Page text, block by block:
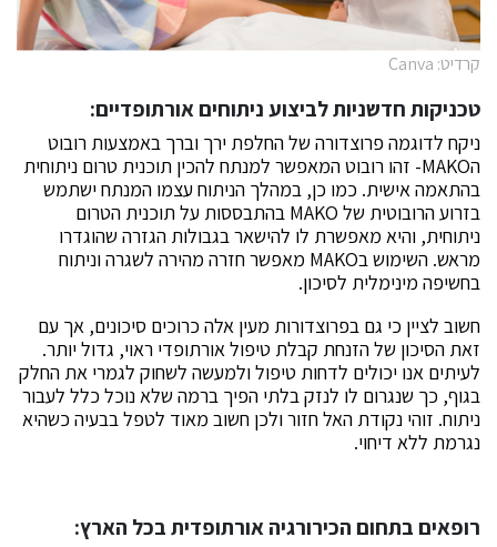
קרדיט: Canva
טכניקות חדשניות לביצוע ניתוחים אורתופדיים:
ניקח לדוגמה פרוצדורה של החלפת ירך וברך באמצעות רובוט
הMAKO- זהו רובוט המאפשר למנתח להכין תוכנית טרום ניתוחית
בהתאמה אישית. כמו כן, במהלך הניתוח עצמו המנתח ישתמש
בזרוע הרובוטית של MAKO בהתבססות על תוכנית הטרום
ניתוחית, והיא מאפשרת לו להישאר בגבולות הגזרה שהוגדרו
מראש. השימוש בMAKO מאפשר חזרה מהירה לשגרה וניתוח
בחשיפה מינימלית לסיכון.
חשוב לציין כי גם בפרוצדורות מעין אלה כרוכים סיכונים, אך עם
זאת הסיכון של הזנחת קבלת טיפול אורתופדי ראוי, גדול יותר.
לעיתים אנו יכולים לדחות טיפול ולמעשה לשחוק לגמרי את החלק
בגוף, כך שנגרום לו לנזק בלתי הפיך ברמה שלא נוכל כלל לעבור
ניתוח. זוהי נקודת האל חזור ולכן חשוב מאוד לטפל בבעיה כשהיא
נגרמת ללא דיחוי.
רופאים בתחום הכירורגיה אורתופדית בכל הארץ: